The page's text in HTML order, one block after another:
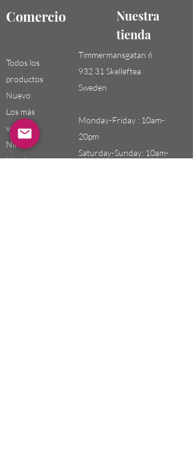
Comercio
Nuestra
tienda
Todos los
productos
Nuevo
Los más
vendidos
Niños /
Hombres
Timmermansgatan 6
932 31 Skelleftea
Sweden
Monday-Friday : 10am-
20pm
Saturday-Sunday: 10am-